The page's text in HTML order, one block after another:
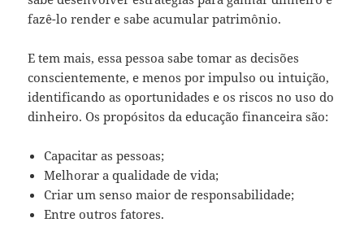
fazê-lo render e sabe acumular patrimônio.
E tem mais, essa pessoa sabe tomar as decisões
conscientemente, e menos por impulso ou intuição,
identificando as oportunidades e os riscos no uso do
dinheiro. Os propósitos da educação financeira são:
Capacitar as pessoas;
Melhorar a qualidade de vida;
Criar um senso maior de responsabilidade;
Entre outros fatores.